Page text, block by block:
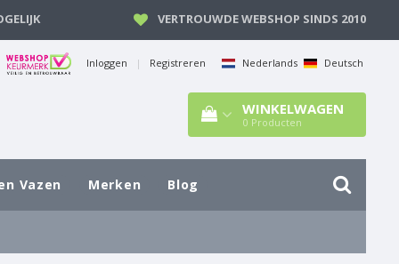
VERTROUWDE WEBSHOP SINDS 2010
Inloggen | Registreren Nederlands Deutsch
WINKELWAGEN
0 Producten
Vazen Merken Blog